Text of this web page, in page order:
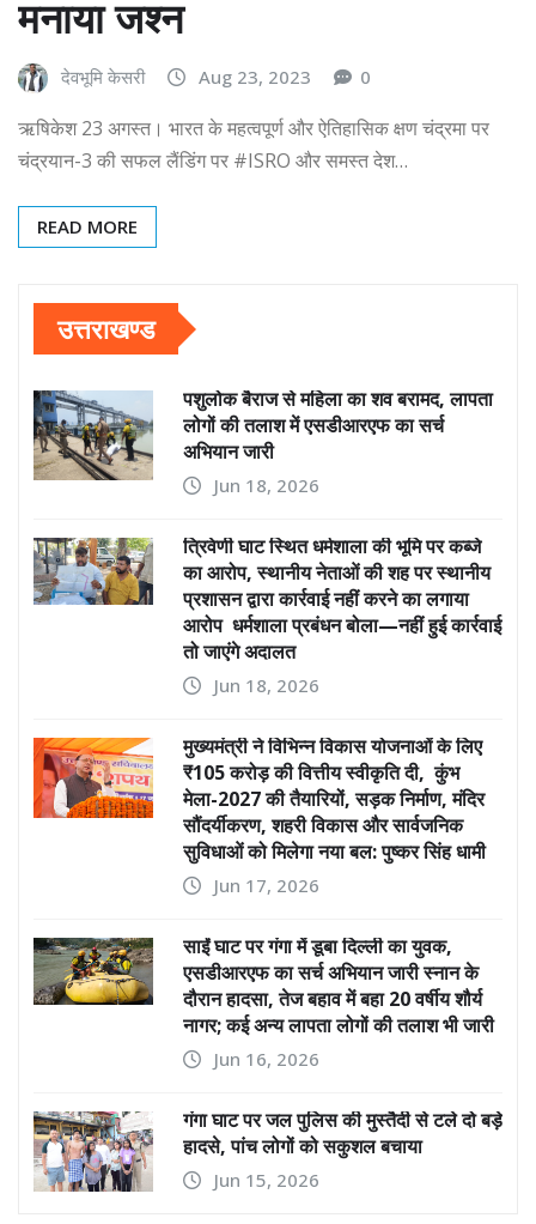
मनाया जश्न
देवभूमि केसरी Aug 23, 2023 0
ऋषिकेश 23 अगस्त। भारत के महत्वपूर्ण और ऐतिहासिक क्षण चंद्रमा पर
चंद्रयान-3 की सफल लैंडिंग पर #ISRO और समस्त देश…
READ MORE
उत्तराखण्ड
पशुलोक बैराज से महिला का शव बरामद, लापता
लोगों की तलाश में एसडीआरएफ का सर्च
अभियान जारी
Jun 18, 2026
त्रिवेणी घाट स्थित धर्मशाला की भूमि पर कब्जे
का आरोप, स्थानीय नेताओं की शह पर स्थानीय
प्रशासन द्वारा कार्रवाई नहीं करने का लगाया
आरोप धर्मशाला प्रबंधन बोला—नहीं हुई कार्रवाई
तो जाएंगे अदालत
Jun 18, 2026
मुख्यमंत्री ने विभिन्न विकास योजनाओं के लिए
₹105 करोड़ की वित्तीय स्वीकृति दी, कुंभ
मेला-2027 की तैयारियों, सड़क निर्माण, मंदिर
सौंदर्यीकरण, शहरी विकास और सार्वजनिक
सुविधाओं को मिलेगा नया बल: पुष्कर सिंह धामी
Jun 17, 2026
साईं घाट पर गंगा में डूबा दिल्ली का युवक,
एसडीआरएफ का सर्च अभियान जारी स्नान के
दौरान हादसा, तेज बहाव में बहा 20 वर्षीय शौर्य
नागर; कई अन्य लापता लोगों की तलाश भी जारी
Jun 16, 2026
गंगा घाट पर जल पुलिस की मुस्तैदी से टले दो बड़े
हादसे, पांच लोगों को सकुशल बचाया
Jun 15, 2026